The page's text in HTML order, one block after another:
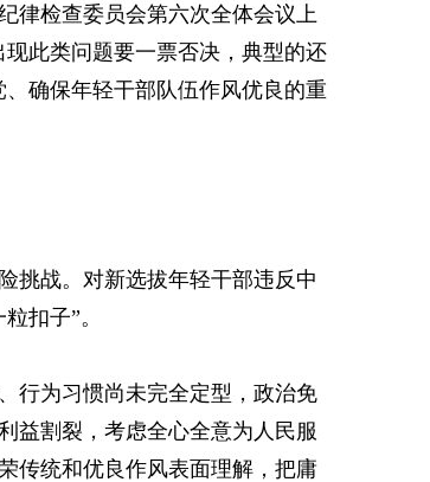
律检查委员会第六次全体会议上
此类问题要一票否决，典型的还
确保年轻干部队伍作风优良的重
挑战。对新选拔年轻干部违反中
扣子”。
行为习惯尚未完全定型，政治免
益割裂，考虑全心全意为人民服
传统和优良作风表面理解，把庸